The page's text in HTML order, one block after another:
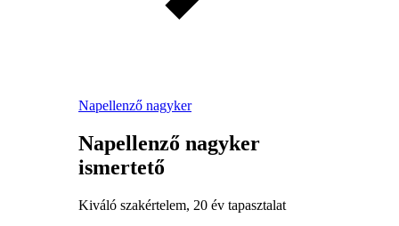
Napellenző nagyker
Napellenző nagyker
ismertető
Kiváló szakértelem, 20 év tapasztalat